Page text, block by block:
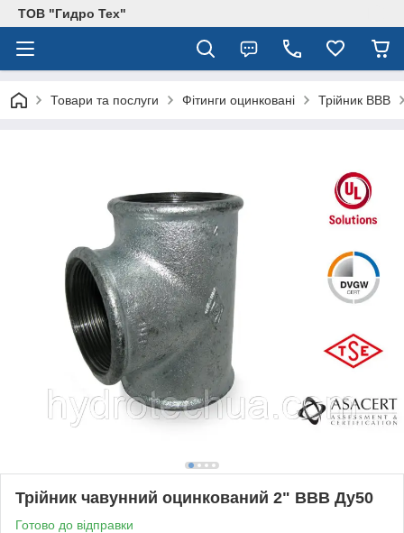
ТОВ "Гидро Тех"
Товари та послуги Фітинги оцинковані Трійник ВВВ
Трійник чавунний оцинкований 2" ВВВ Ду50
Готово до відправки